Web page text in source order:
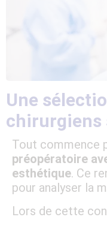
Une
chirurgiens
Tout commence
préopératoire
esthétique. Ce
pour analyser la
Lors de cette